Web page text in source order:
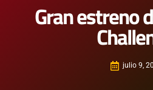
Gran estreno
julio 9,